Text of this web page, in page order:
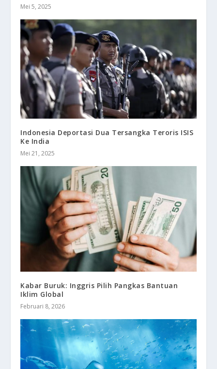
Mei 5, 2025
Indonesia Deportasi Dua Tersangka Teroris ISIS
Ke India
Mei 21, 2025
Kabar Buruk: Inggris Pilih Pangkas Bantuan
Iklim Global
Februari 8, 2026